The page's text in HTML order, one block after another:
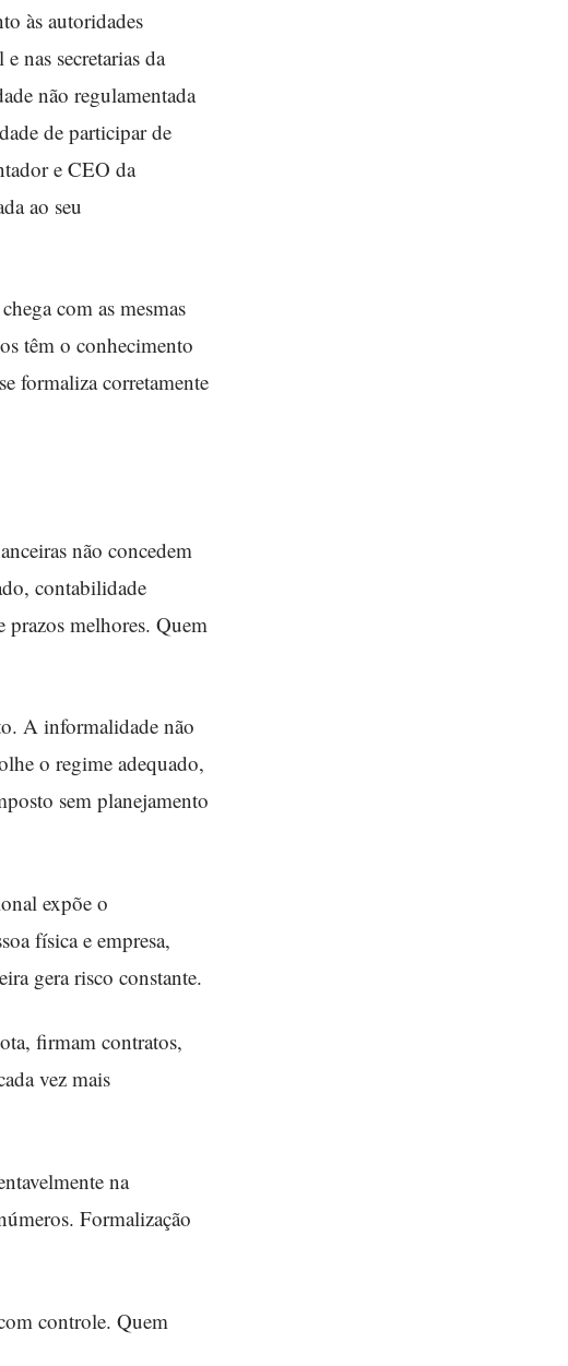
às autoridades
nas secretarias da
não regulamentada
de participar de
e CEO da
ao seu
com as mesmas
têm o conhecimento
formaliza corretamente
não concedem
contabilidade
prazos melhores. Quem
A informalidade não
o regime adequado,
sem planejamento
expõe o
física e empresa,
gera risco constante.
firmam contratos,
vez mais
na
Formalização
controle. Quem